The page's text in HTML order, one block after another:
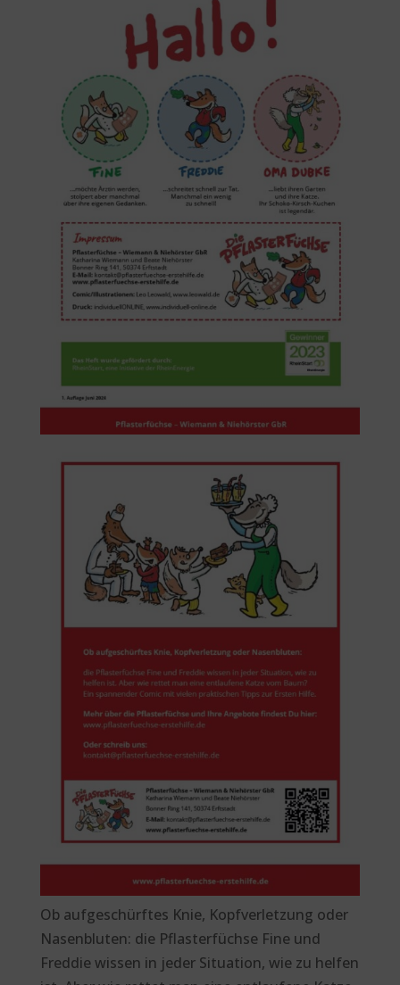
Ob aufgeschürftes Knie, Kopfverletzung oder
Nasenbluten: die Pflasterfüchse Fine und
Freddie wissen in jeder Situation, wie zu helfen